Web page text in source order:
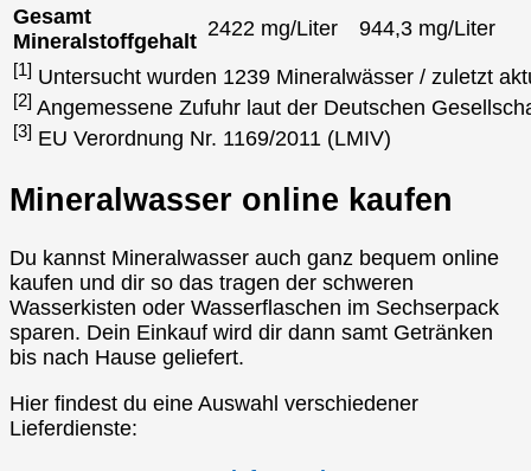
Gesamt
Mineralstoffgehalt
2422 mg/Liter 944,3 mg/Liter
[1] Untersucht wurden 1239 Mineralwässer / zuletzt
[2] Angemessene Zufuhr laut der Deutschen
[3] EU Verordnung Nr. 1169/2011 (LMIV)
Mineralwasser online kaufen
Du kannst Mineralwasser auch ganz bequem online
kaufen und dir so das tragen der schweren
Wasserkisten oder Wasserflaschen im Sechserpack
sparen. Dein Einkauf wird dir dann samt Getränken
bis nach Hause geliefert.
Hier findest du eine Auswahl verschiedener
Lieferdienste: